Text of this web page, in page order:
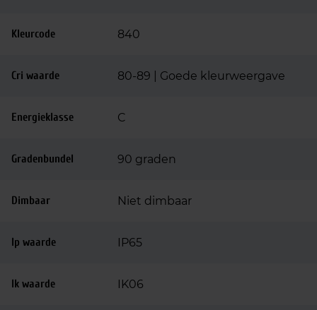
Kleurcode 840
Cri waarde 80-89 | Goede kleurweergave
Energieklasse C
Gradenbundel 90 graden
Dimbaar Niet dimbaar
Ip waarde IP65
Ik waarde IK06